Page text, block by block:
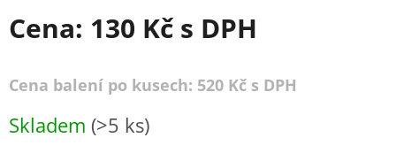
Cena: 130 Kč s DPH
Cena balení po kusech: 520 Kč s DPH
cena:
Skladem (>5 ks)